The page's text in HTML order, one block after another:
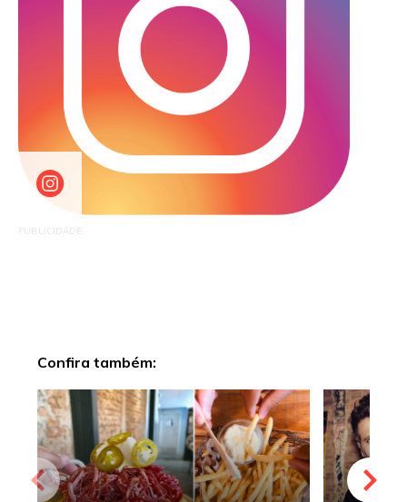
PUBLICIDADE
Confira também: